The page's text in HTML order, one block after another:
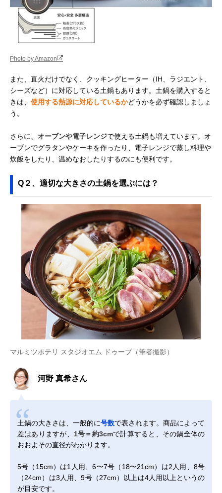
Photo by Amazon
また、直火だけでなく、クッキングヒーター（IH、ラジエント、
シーズなど）に対応している土鍋もあります。土鍋を購入すると
きは、 使用する熱源に対応しているかどうかを必ず確認しましょ
う。
さらに、 オーブンや電子レンジで使える土鍋も増えています。オ
ーブンでグラタンやケーキを作ったり、電子レンジで蒸し料理や
炊飯をしたり、温めなおしたりするのにも便利です。
Q２、適切な大きさの土鍋を選ぶには？
マルミツポテリ スタジオエム ドゥーブ（筆者撮影）
河野 真希さん
土鍋の大きさは、一般的に号数で表されます。商品によって
差はありますが、 1号＝約3cmで計算すると、その鍋全体の
おおよその直径がわかります。
5号（15cm）は1人用、6〜7号（18〜21cm）は2人用、8号
（24cm）は3人用、9号（27cm）以上は4人用以上というの
が目安です。